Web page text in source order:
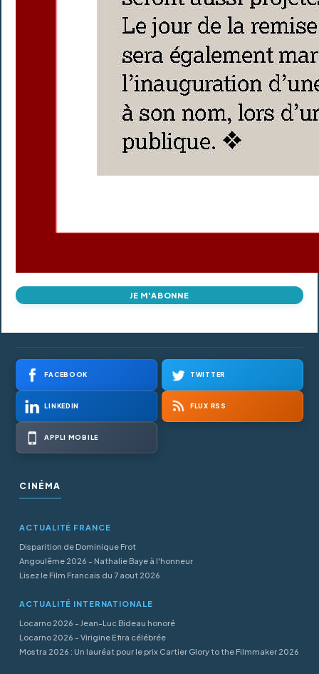
JE M'ABONNE
FACEBOOK TWITTER
LINKEDIN FLUX RSS
APPLI MOBILE
CINÉMA
ACTUALITÉ FRANCE
Disparition de Dominique Frot
Angoulême 2026 - Nathalie Baye à l'honneur
Lisez le Film Francais du 7 aout 2026
ACTUALITÉ INTERNATIONALE
Locarno 2026 - Jean-Luc Bideau honoré
Locarno 2026 - Virigine Efira célébrée
Mostra 2026 : Un lauréat pour le prix Cartier Glory to the Filmmaker 2026